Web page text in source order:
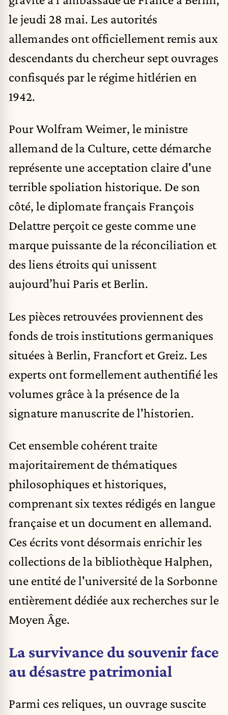
le jeudi 28 mai. Les autorités
allemandes ont officiellement remis aux
descendants du chercheur sept ouvrages
confisqués par le régime hitlérien en
1942.
Pour Wolfram Weimer, le ministre
allemand de la Culture, cette démarche
représente une acceptation claire d'une
terrible spoliation historique. De son
côté, le diplomate français François
Delattre perçoit ce geste comme une
marque puissante de la réconciliation et
des liens étroits qui unissent
aujourd’hui Paris et Berlin.
Les pièces retrouvées proviennent des
fonds de trois institutions germaniques
situées à Berlin, Francfort et Greiz. Les
experts ont formellement authentifié les
volumes grâce à la présence de la
signature manuscrite de l'historien.
Cet ensemble cohérent traite
majoritairement de thématiques
philosophiques et historiques,
comprenant six textes rédigés en langue
française et un document en allemand.
Ces écrits vont désormais enrichir les
collections de la bibliothèque Halphen,
une entité de l'université de la Sorbonne
entièrement dédiée aux recherches sur le
Moyen Âge.
La survivance du souvenir face
au désastre patrimonial
Parmi ces reliques, un ouvrage suscite